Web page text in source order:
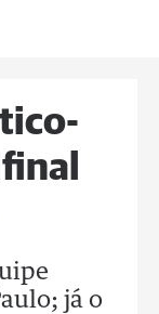
já o